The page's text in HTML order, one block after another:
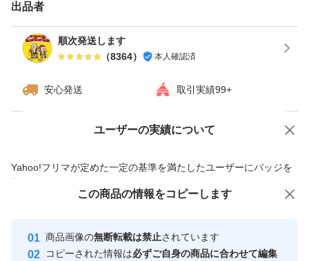
出品者
順次発送します
（8364） 本人確認済
安心発送 取引実績99+
ユーザーの実績について
Yahoo!フリマが定めた一定の基準を満たしたユーザーにバッジを
付与しています
安心取引出品者
心・安全なユーザーです
価格の相談 商品への質問
この商品の情報をコピーします
商品画像の無断転載は禁止されています
コピーされた情報は必ずご自身の商品に合わせて編集
この商品をみている人にオススメ